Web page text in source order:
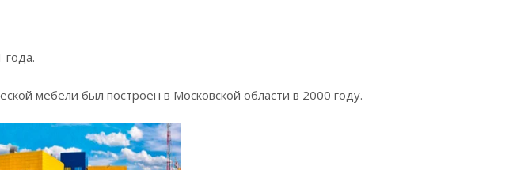
года.
мебели был построен в Московской области в 2000 году.